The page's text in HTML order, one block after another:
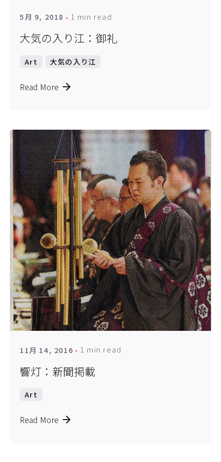
5月 9, 2018 1 min read
大気の入り江：御礼
Art 大気の入り江
Read More
11月 14, 2016 1 min read
響灯：新聞掲載
Art
Read More